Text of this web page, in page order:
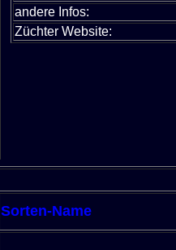
andere Infos:
Züchter Website:
Sorten-Name